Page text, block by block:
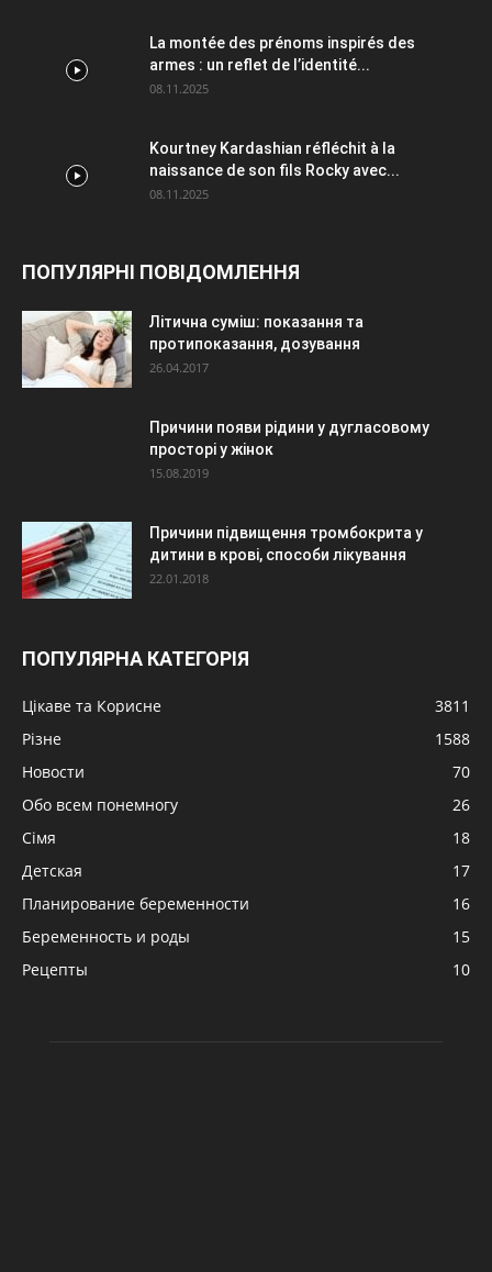
La montée des prénoms inspirés des
armes : un reflet de l’identité...
08.11.2025
Kourtney Kardashian réfléchit à la
naissance de son fils Rocky avec...
08.11.2025
ПОПУЛЯРНІ ПОВІДОМЛЕННЯ
Літична суміш: показання та
протипоказання, дозування
26.04.2017
Причини появи рідини у дугласовому
просторі у жінок
15.08.2019
Причини підвищення тромбокрита у
дитини в крові, способи лікування
22.01.2018
ПОПУЛЯРНА КАТЕГОРІЯ
Цікаве та Корисне
3811
Різне
1588
Новости
70
Обо всем понемногу
26
Сімя
18
Детская
17
Планирование беременности
16
Беременность и роды
15
Рецепты
10